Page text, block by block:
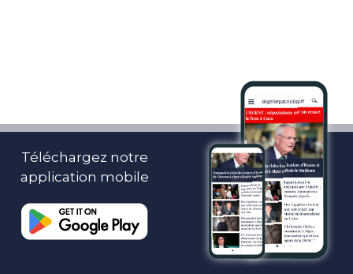
Téléchargez notre
application mobile